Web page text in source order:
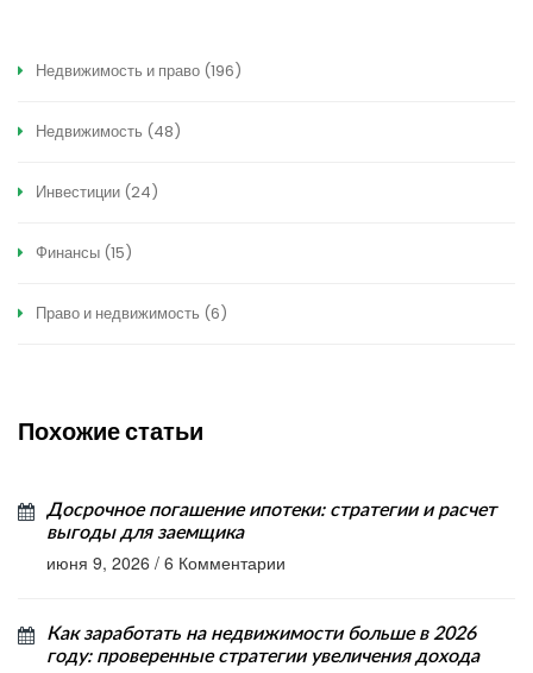
Недвижимость и право (196)
Недвижимость (48)
Инвестиции (24)
Финансы (15)
Право и недвижимость (6)
Похожие статьи
Досрочное погашение ипотеки: стратегии и расчет
выгоды для заемщика
июня 9, 2026 / 6 Комментарии
Как заработать на недвижимости больше в 2026
году: проверенные стратегии увеличения дохода